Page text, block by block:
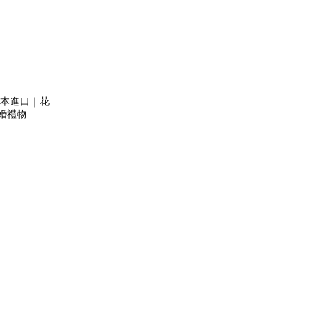
進口｜花
新婚禮物